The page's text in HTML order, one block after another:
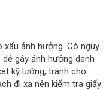
ảnh hưởng. Có nguy
gây ảnh hưởng danh
kỹ lưỡng, tránh cho
đi xa nên kiểm tra giấy